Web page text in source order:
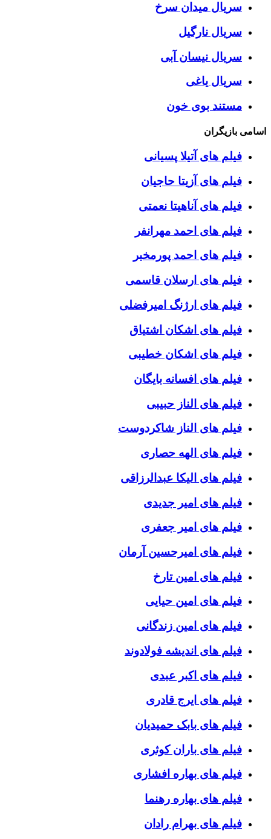
سریال میدان سرخ
سریال نارگیل
سریال نیسان آبی
سریال یاغی
مستند بوی خون
اسامی بازیگران
فیلم های آتیلا پسیانی
فیلم های آزیتا حاجیان
فیلم های آناهیتا نعمتی
فیلم های احمد مهرانفر
فیلم های احمد پورمخبر
فیلم های ارسلان قاسمی
فیلم های ارژنگ امیرفضلی
فیلم های اشکان اشتیاق
فیلم های اشکان خطیبی
فیلم های افسانه بایگان
فیلم های الناز حبیبی
فیلم های الناز شاکردوست
فیلم های الهه حصاری
فیلم های الیکا عبدالرزاقی
فیلم های امیر جدیدی
فیلم های امیر جعفری
فیلم های امیرحسین آرمان
فیلم های امین تارخ
فیلم های امین حیایی
فیلم های امین زندگانی
فیلم های اندیشه فولادوند
فیلم های اکبر عبدی
فیلم های ایرج قادری
فیلم های بابک حمیدیان
فیلم های باران کوثری
فیلم های بهاره افشاری
فیلم های بهاره رهنما
فیلم های بهرام رادان